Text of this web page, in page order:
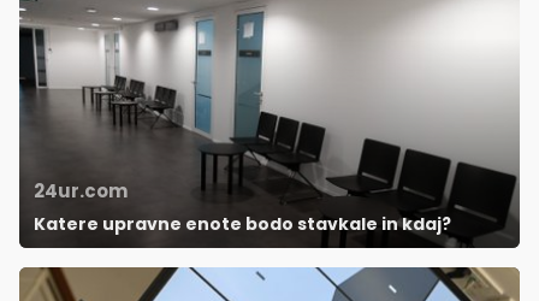
24ur.com
Katere upravne enote bodo stavkale in kdaj?